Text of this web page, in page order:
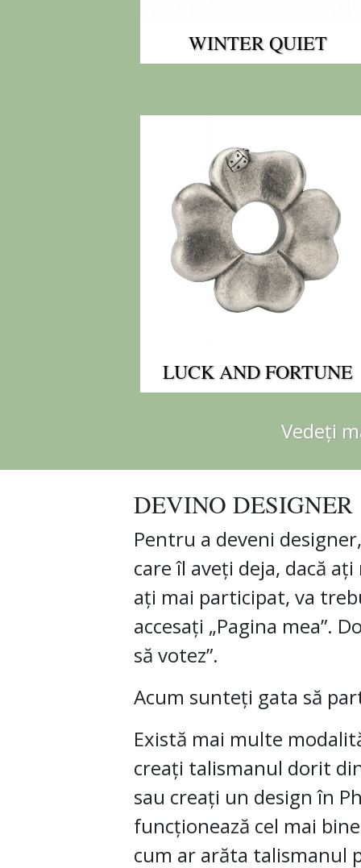
WINTER QUIET
LUCK AND FORTUNE
Vedeți
DEVINO DESIGNER
Pentru a deveni
care îl aveți deja, dacă
ați mai participat, va
accesați „Pagina mea”.
să votez”.
Acum sunteți gata să
Există mai multe
creați talismanul dorit
sau creați un design în
funcționează cel mai
cum ar arăta talismanul